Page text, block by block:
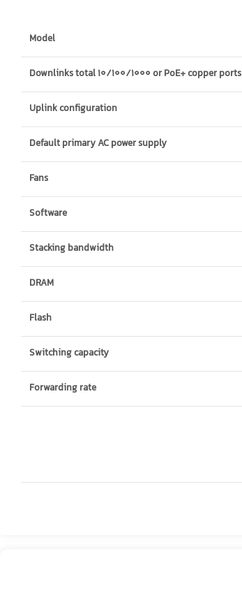
Model
Downlinks total 10/100/1000 or PoE+ copper ports
Uplink configuration
Default primary AC power supply
Fans
Software
Stacking bandwidth
DRAM
Flash
Switching capacity
Forwarding rate